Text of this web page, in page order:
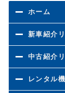
ホーム
新車紹介
中古紹介
レンタル